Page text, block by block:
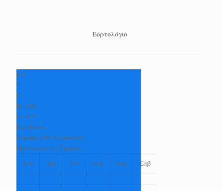
Εορτολόγιο
+37
°
C
H: +38°
L: +27°
Καρδίτσα
Κυριακή, 09 Αύγουστος
Πρόγνωση για 7 μέρες
Δευ
Τρι Τετ Πεμ Παρ Σαβ